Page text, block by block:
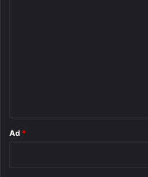
Ad *